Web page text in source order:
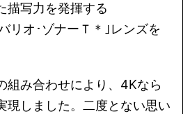
描写力を発揮する
リオ･ゾナーＴ＊｣レンズを
組み合わせにより、4Kなら
現しました。二度とない思い